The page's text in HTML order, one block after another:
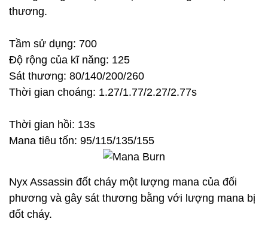
thương.
Tầm sử dụng: 700
Độ rộng của kĩ năng: 125
Sát thương: 80/140/200/260
Thời gian choáng: 1.27/1.77/2.27/2.77s
Thời gian hồi: 13s
Mana tiêu tốn: 95/115/135/155
Nyx Assassin đốt cháy một lượng mana của đối
phương và gây sát thương bằng với lượng mana bị
đốt cháy.